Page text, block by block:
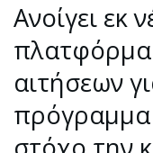
Ανοίγει εκ
αιτήσεων